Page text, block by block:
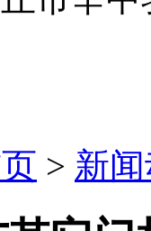
> 新